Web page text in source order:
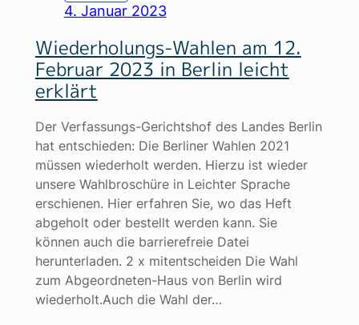
4. Januar 2023
Wiederholungs-Wahlen am 12.
Februar 2023 in Berlin leicht
erklärt
Der Verfassungs-Gerichtshof des Landes Berlin
hat entschieden: Die Berliner Wahlen 2021
müssen wiederholt werden. Hierzu ist wieder
unsere Wahlbroschüre in Leichter Sprache
erschienen. Hier erfahren Sie, wo das Heft
abgeholt oder bestellt werden kann. Sie
können auch die barrierefreie Datei
herunterladen. 2 x mitentscheiden Die Wahl
zum Abgeordneten-Haus von Berlin wird
wiederholt.Auch die Wahl der…